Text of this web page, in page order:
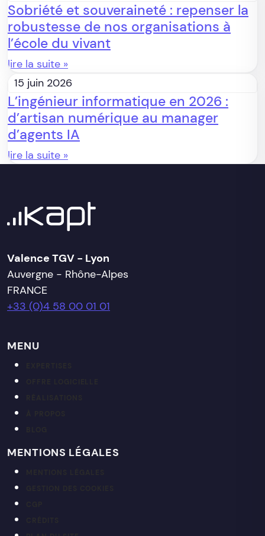
Sobriété et souveraineté : repenser la
robustesse de nos organisations à
l’école du vivant
lire la suite »
15 juin 2026
L’ingénieur informatique en 2026 :
d’artisan numérique au manager
d’agents IA
lire la suite »
Valence TGV - Lyon
Auvergne - Rhône-Alpes
FRANCE
+33 (0)4 58 00 01 01
MENU
MENTIONS LÉGALES